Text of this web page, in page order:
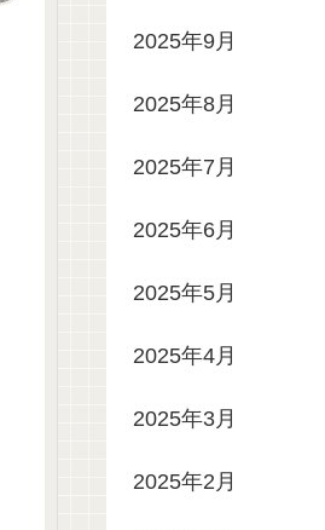
2025年9月
2025年8月
2025年7月
2025年6月
2025年5月
2025年4月
2025年3月
2025年2月